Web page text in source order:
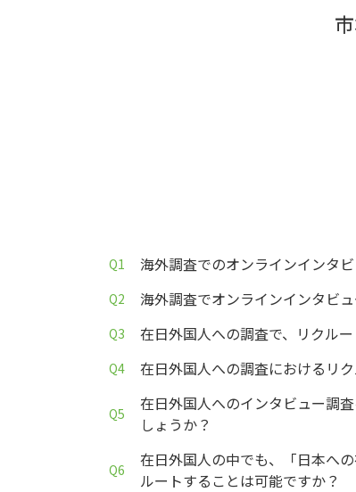
海外調査でのオンラインインタ
海外調査でオンラインインタビ
在日外国人への調査で、リクル
在日外国人への調査におけるリ
在日外国人へのインタビュー調
しょうか？
在日外国人の中でも、「日本へ
ルートすることは可能ですか？